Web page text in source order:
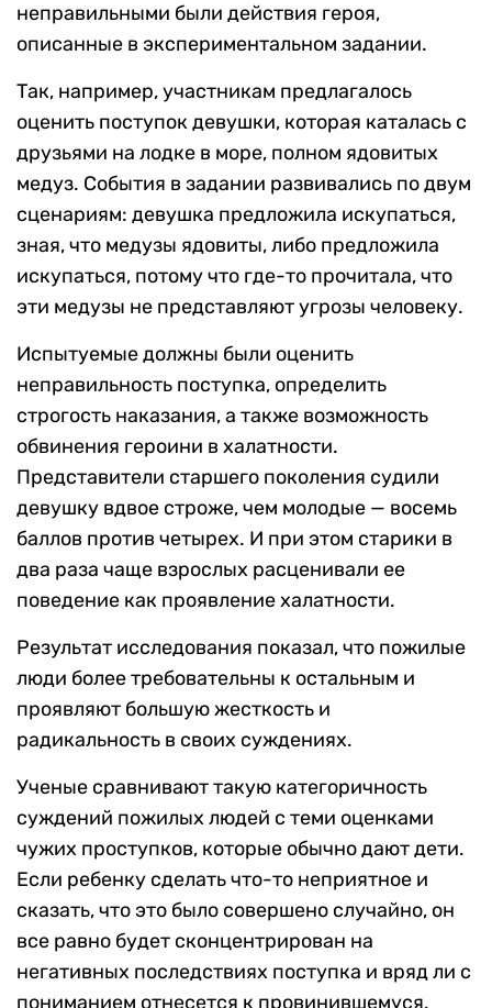
неправильными были действия героя,
описанные в экспериментальном задании.
Так, например, участникам предлагалось
оценить поступок девушки, которая каталась с
друзьями на лодке в море, полном ядовитых
медуз. События в задании развивались по двум
сценариям: девушка предложила искупаться,
зная, что медузы ядовиты, либо предложила
искупаться, потому что где-то прочитала, что
эти медузы не представляют угрозы человеку.
Испытуемые должны были оценить
неправильность поступка, определить
строгость наказания, а также возможность
обвинения героини в халатности.
Представители старшего поколения судили
девушку вдвое строже, чем молодые — восемь
баллов против четырех. И при этом старики в
два раза чаще взрослых расценивали ее
поведение как проявление халатности.
Результат исследования показал, что пожилые
люди более требовательны к остальным и
проявляют большую жесткость и
радикальность в своих суждениях.
Ученые сравнивают такую категоричность
суждений пожилых людей с теми оценками
чужих проступков, которые обычно дают дети.
Если ребенку сделать что-то неприятное и
сказать, что это было совершено случайно, он
все равно будет сконцентрирован на
негативных последствиях поступка и вряд ли с
пониманием отнесется к провинившемуся.